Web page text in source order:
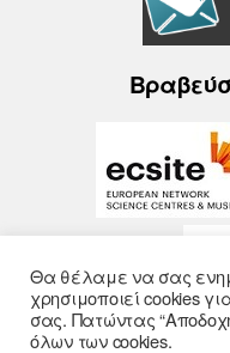
Θα θέλαμε να σας
χρησιμοποιεί cookies
σας. Πατώντας
όλων των cookies.